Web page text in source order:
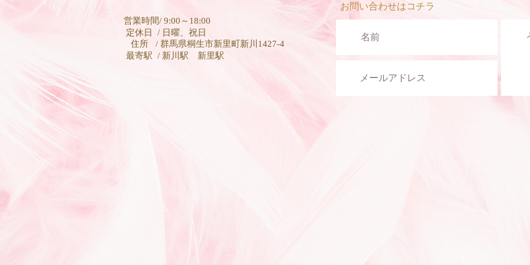
営業時間/ 9:00～18:00
定休日 / 日曜、祝日
住所 / 群馬県桐生市新里町新川1427-4
最寄駅 / 新川駅 新里駅
お問い合わせは​コチラ